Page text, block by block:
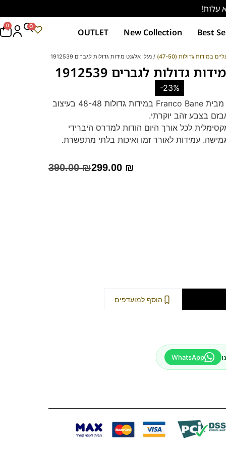
Best
New Collection
OUTLET
0 0
במידות גדולות (47-50) / נעלי אלגנט מידות גדולות לגברים 1912539
גדולות לגברים 1912539
-23%
נעלי אלגנט לגברים מבית Franco Bane במידות גדולות 48-48 בעיצוב
בצבע זהב יוקרתי.
לכל אורך היום הודות למדרס היברידי
גמישה. עמידות לאורך זמן ואיכות בלתי מתפשרת.
390.00₪299.00 ₪
הוסף למועדפים
WhatsApp